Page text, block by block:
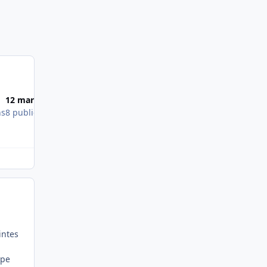
12 mars 2014
8 publications